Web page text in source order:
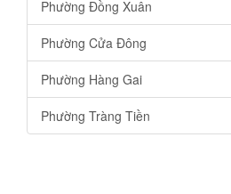
Phường Đồng Xuân
Phường Cửa Đông
Phường Hàng Gai
Phường Tràng Tiền